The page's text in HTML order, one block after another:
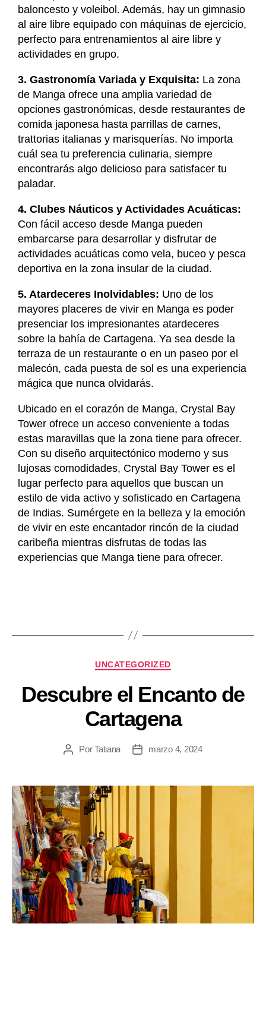
baloncesto y voleibol. Además, hay un gimnasio
al aire libre equipado con máquinas de ejercicio,
perfecto para entrenamientos al aire libre y
actividades en grupo.
3. Gastronomía Variada y Exquisita: La zona
de Manga ofrece una amplia variedad de
opciones gastronómicas, desde restaurantes de
comida japonesa hasta parrillas de carnes,
trattorias italianas y marisquerías. No importa
cuál sea tu preferencia culinaria, siempre
encontrarás algo delicioso para satisfacer tu
paladar.
4. Clubes Náuticos y Actividades Acuáticas:
Con fácil acceso desde Manga pueden
embarcarse para desarrollar y disfrutar de
actividades acuáticas como vela, buceo y pesca
deportiva en la zona insular de la ciudad.
5. Atardeceres Inolvidables: Uno de los
mayores placeres de vivir en Manga es poder
presenciar los impresionantes atardeceres
sobre la bahía de Cartagena. Ya sea desde la
terraza de un restaurante o en un paseo por el
malecón, cada puesta de sol es una experiencia
mágica que nunca olvidarás.
Ubicado en el corazón de Manga, Crystal Bay
Tower ofrece un acceso conveniente a todas
estas maravillas que la zona tiene para ofrecer.
Con su diseño arquitectónico moderno y sus
lujosas comodidades, Crystal Bay Tower es el
lugar perfecto para aquellos que buscan un
estilo de vida activo y sofisticado en Cartagena
de Indias. Sumérgete en la belleza y la emoción
de vivir en este encantador rincón de la ciudad
caribeña mientras disfrutas de todas las
experiencias que Manga tiene para ofrecer.
UNCATEGORIZED
Descubre el Encanto de
Cartagena
PorTatiana marzo 4, 2024